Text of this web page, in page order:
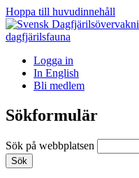
Hoppa till huvudinnehåll
Logga in
In English
Bli medlem
Sökformulär
Sök på webbplatsen